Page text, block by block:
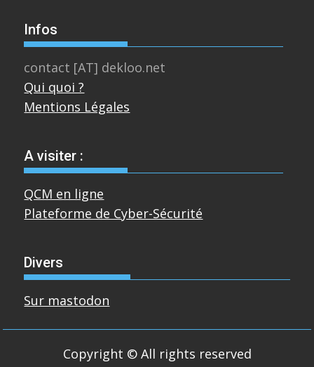
Infos
contact [AT] dekloo.net
Qui quoi ?
Mentions Légales
A visiter :
QCM en ligne
Plateforme de Cyber-Sécurité
Divers
Sur mastodon
Copyright © All rights reserved